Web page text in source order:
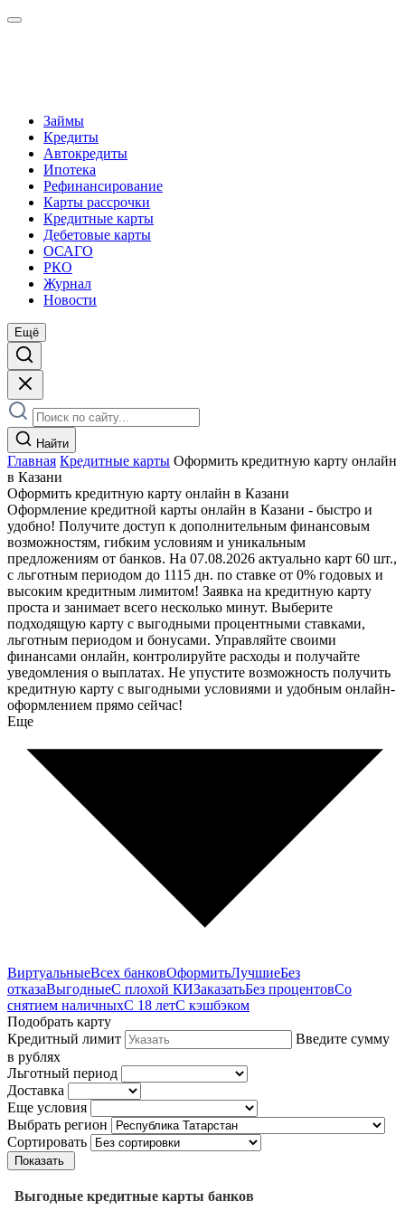
Займы
Кредиты
Автокредиты
Ипотека
Рефинансирование
Карты рассрочки
Кредитные карты
Дебетовые карты
ОСАГО
РКО
Журнал
Новости
Ещё
Найти
Главная Кредитные карты Оформить кредитную карту онлайн
в Казани
Оформить кредитную карту онлайн в Казани
Оформление кредитной карты онлайн в Казани - быстро и
удобно! Получите доступ к дополнительным финансовым
возможностям, гибким условиям и уникальным
предложениям от банков. На 07.08.2026 актуально карт 60 шт.,
с льготным периодом до 1115 дн. по ставке от 0% годовых и
высоким кредитным лимитом! Заявка на кредитную карту
проста и занимает всего несколько минут. Выберите
подходящую карту с выгодными процентными ставками,
льготным периодом и бонусами. Управляйте своими
финансами онлайн, контролируйте расходы и получайте
уведомления о выплатах. Не упустите возможность получить
кредитную карту с выгодными условиями и удобным онлайн-
оформлением прямо сейчас!
Еще
ВиртуальныеВсех банковОформитьЛучшиеБез
отказаВыгодныеС плохой КИЗаказатьБез процентовСо
снятием наличныхС 18 летС кэшбэком
Подобрать карту
Кредитный лимит
Введите сумму
в рублях
Льготный период
Доставка
Еще условия
Выбрать регион
Сортировать
Показать
Выгодные кредитные карты банков